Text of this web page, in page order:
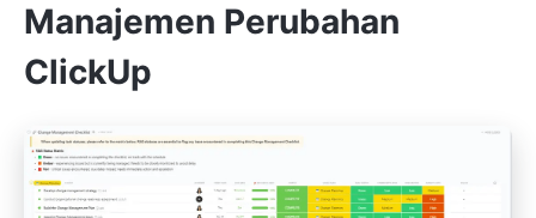
Manajemen Perubahan
ClickUp